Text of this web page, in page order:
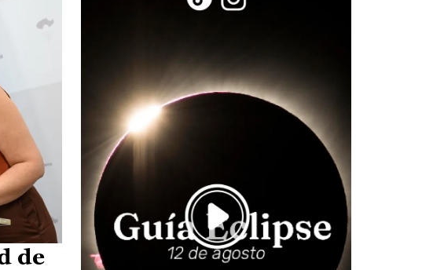
de